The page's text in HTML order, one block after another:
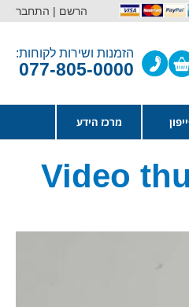
הרשם | התחבר
הזמנות ושירות לקוחות:
077-805-0000
מרכז הידע
Video